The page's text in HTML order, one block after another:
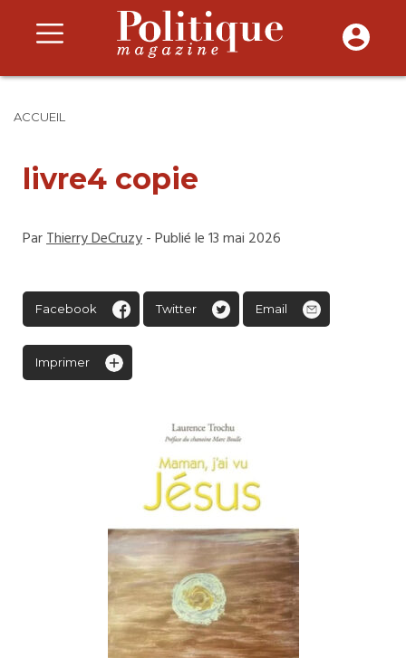
ACCUEIL
livre4 copie
ParThierry DeCruzy- Publié le 13 mai 2026
Facebook Twitter Email
Imprimer